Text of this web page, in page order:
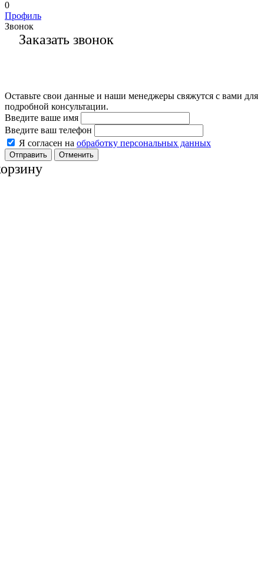
0
Профиль
Звонок
Заказать звонок
Оставьте свои данные и наши менеджеры свяжутся с вами для
подробной консультации.
Введите ваше имя
Введите ваш телефон
Я согласен на обработку персональных данных
Отменить